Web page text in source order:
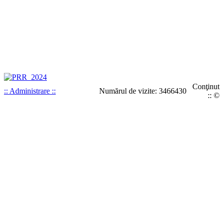
:: Administrare :: Numărul de vizite: 3466430
Conţinut
:: ©